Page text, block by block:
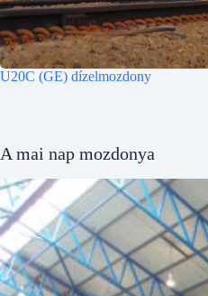
U20C (GE) dízelmozdony
A mai nap mozdonya